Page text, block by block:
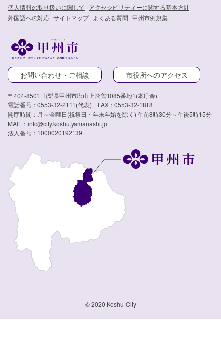
個人情報の取り扱いに関して アクセシビリティーに関する基本方針
外国語への対応 サイトマップ よくある質問 甲州市例規集
お問い合わせ・ご相談 市役所へのアクセス
〒404-8501 山梨県甲州市塩山上於曽1085番地1(本庁舎)
電話番号：0553-32-2111(代表) FAX：0553-32-1818
開庁時間：月～金曜日(祝祭日・年末年始を除く) 午前8時30分～午後5時15分
MAIL：info@city.koshu.yamanashi.jp
法人番号：1000020192139
© 2020 Koshu-City